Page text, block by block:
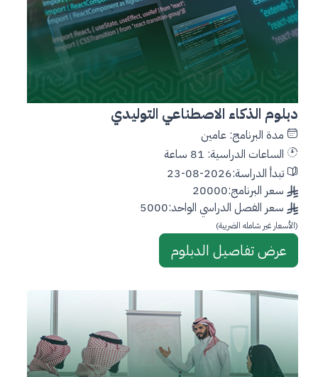
دبلوم الذكاء الاصطناعي التوليدي
مدة البرنامج: عامين
الساعات الدراسية: 81 ساعة
تبدأ الدراسة:2026-08-23
سعر البرنامج:20000
سعر الفصل الدراسي الواحد:5000
(الأسعار غير شامله الضريبة)
عرض تفاصيل الدبلوم